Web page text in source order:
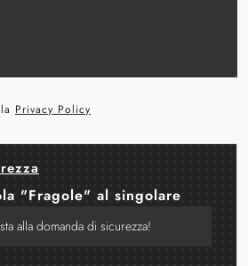
Privacy Policy
"Fragole" al singolare